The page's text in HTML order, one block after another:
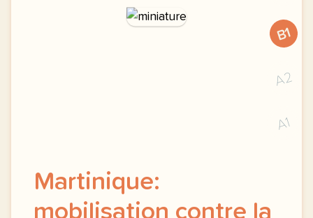
B1
A2
A1
Martinique:
mobilisation contre la